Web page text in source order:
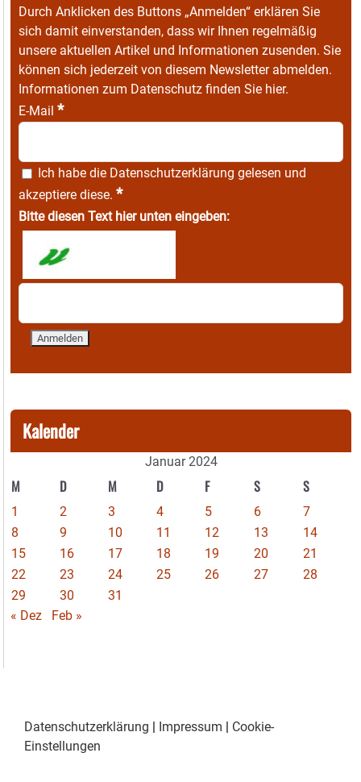
Durch Anklicken des Buttons „Anmelden“ erklären Sie
sich damit einverstanden, dass wir Ihnen regelmäßig
unsere aktuellen Artikel und Informationen zusenden. Sie
können sich jederzeit von diesem Newsletter abmelden.
Informationen zum Datenschutz finden Sie hier.
E-Mail *
Ich habe die Datenschutzerklärung gelesen und
akzeptiere diese. *
Bitte diesen Text hier unten eingeben:
Kalender
Januar 2024
M D M D F S S
1 2 3 4 5 6
7
8
9 10 11 12 13
14
15
16 17 18 19 20
21
22
23 24 25 26 27
28
29
30
31
« Dez
Feb »
Datenschutzerklärung | Impressum | Cookie-
Einstellungen